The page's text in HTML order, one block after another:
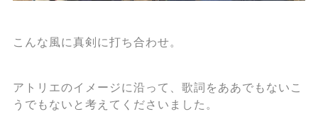
こんな風に真剣に打ち合わせ。
アトリエのイメージに沿って、歌詞をああでもないこ
うでもないと考えてくださいました。